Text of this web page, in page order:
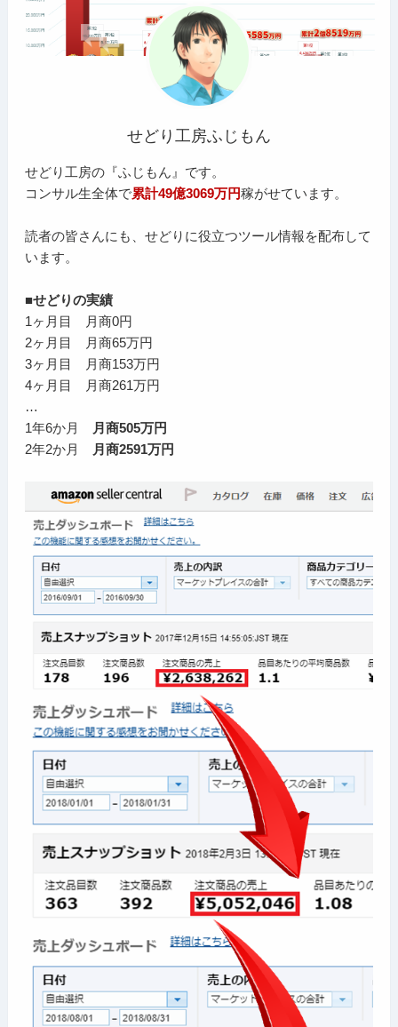
せどり工房ふじもん
せどり工房の『ふじもん』です。
コンサル生全体で累計49億3069万円稼がせています。
読者の皆さんにも、せどりに役立つツール情報を配布して
います。
■せどりの実績
1ヶ月目 月商0円
2ヶ月目 月商65万円
3ヶ月目 月商153万円
4ヶ月目 月商261万円
…
1年6か月
月商505万円
2年2か月
月商2591万円